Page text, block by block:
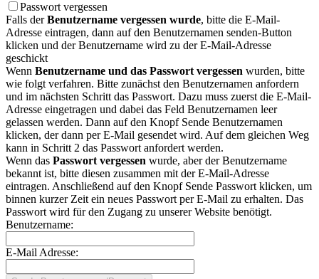
Passwort vergessen
Falls derBenutzername vergessen wurde, bitte die E-Mail-
Adresse eintragen, dann auf den Benutzernamen senden-Button
klicken und der Benutzername wird zu der E-Mail-Adresse
geschickt
Wenn Benutzername und das Passwort vergessen wurden, bitte
wie folgt verfahren. Bitte zunächst den Benutzernamen anfordern
und im nächsten Schritt das Passwort. Dazu muss zuerst die E-Mail-
Adresse eingetragen und dabei das Feld Benutzernamen leer
gelassen werden. Dann auf den Knopf Sende Benutzernamen
klicken, der dann per E-Mail gesendet wird. Auf dem gleichen Weg
kann in Schritt 2 das Passwort anfordert werden.
Wenn das Passwort vergessen wurde, aber der Benutzername
bekannt ist, bitte diesen zusammen mit der E-Mail-Adresse
eintragen. Anschließend auf den Knopf Sende Passwort klicken, um
binnen kurzer Zeit ein neues Passwort per E-Mail zu erhalten. Das
Passwort wird für den Zugang zu unserer Website benötigt.
Benutzername:
E-Mail Adresse: